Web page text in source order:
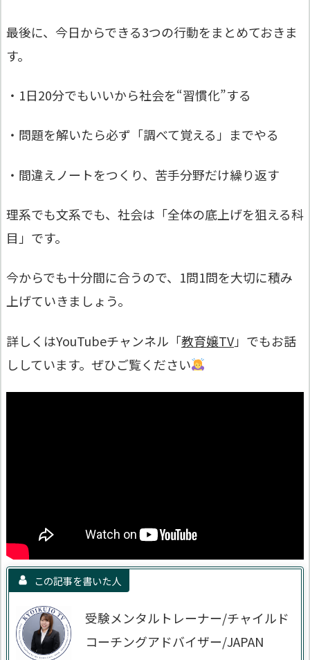
最後に、今日からできる3つの行動をまとめておきま
す。
・1日20分でもいいから社会を“習慣化”する
・問題を解いたら必ず「調べて覚える」までやる
・間違えノートをつくり、苦手分野だけ繰り返す
理系でも文系でも、社会は「全体の底上げを狙える科
目」です。
今からでも十分間に合うので、1問1問を大切に積み
上げていきましょう。
詳しくはYouTubeチャンネル「教育嬢TV」でもお話
ししています。ぜひご覧ください
この記事を書いた人
受験メンタルトレーナー/チャイルド
コーチングアドバイザー/JAPAN